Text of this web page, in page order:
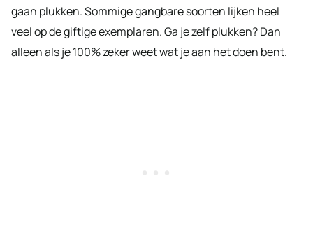
gaan plukken. Sommige gangbare soorten lijken heel
veel op de giftige exemplaren. Ga je zelf plukken? Dan
alleen als je 100% zeker weet wat je aan het doen bent.